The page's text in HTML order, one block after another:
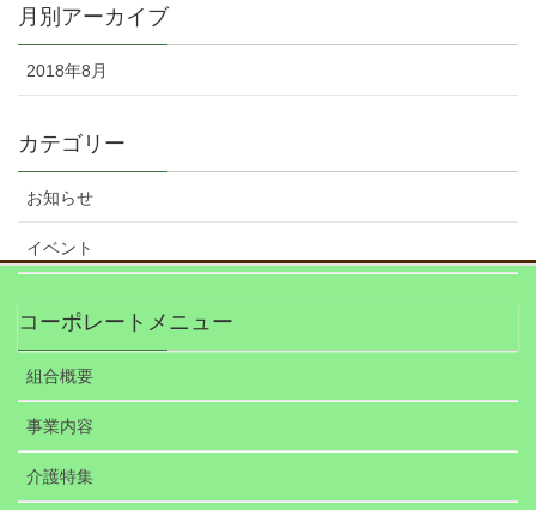
月別アーカイブ
2018年8月
カテゴリー
お知らせ
イベント
コーポレートメニュー
組合概要
事業内容
介護特集